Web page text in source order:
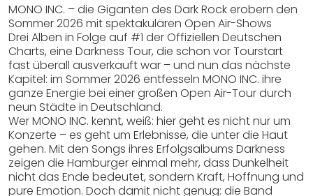
MONO INC. – die Giganten des Dark Rock erobern den
Sommer 2026 mit spektakulären Open Air-Shows
Drei Alben in Folge auf #1 der Offiziellen Deutschen
Charts, eine Darkness Tour, die schon vor Tourstart
fast überall ausverkauft war – und nun das nächste
Kapitel: im Sommer 2026 entfesseln MONO INC. ihre
ganze Energie bei einer großen Open Air-Tour durch
neun Städte in Deutschland.
Wer MONO INC. kennt, weiß: hier geht es nicht nur um
Konzerte – es geht um Erlebnisse, die unter die Haut
gehen. Mit den Songs ihres Erfolgsalbums Darkness
zeigen die Hamburger einmal mehr, dass Dunkelheit
nicht das Ende bedeutet, sondern Kraft, Hoffnung und
pure Emotion. Doch damit nicht genug: die Band